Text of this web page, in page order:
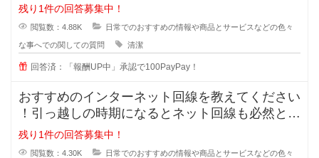
立っています。いわゆるいちごバナ
残り1件の回答募集中！
閲覧数：4.88K 日常でのおすすめの情報や商品とサービスなどの色々
な事へでの関しての質問 清潔
回答済：「報酬UP中」承認で100PayPay！
おすすめのインターネット回線を教えてください
！引っ越しの時期になるとネット回線も必然と変
えようかなと思いますよね！
残り1件の回答募集中！
閲覧数：4.30K 日常でのおすすめの情報や商品とサービスなどの色々